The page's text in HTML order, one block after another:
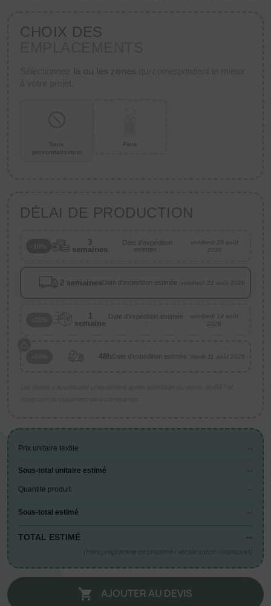
CHOIX DES
Sans
personnalisation
Face
DÉLAI DE PRODUCTION
3
semaines
Date d'expédition
estimée :
vendredi 28 août
2026
2 semaines Date d'expédition estimée :vendredi 21 août 2026
1
semaine
Date d'expédition estimée
:
vendredi 14 août
2026
48h Date d'expédition estimée :mardi 11 août 2026
Prix unitaire textile --
Sous-total unitaire estimé --
Quantité produit --
Sous-total estimé --
TOTAL ESTIMÉ --
(Hors programme de broderie / vectorisation / transport)
 AJOUTER AU DEVIS